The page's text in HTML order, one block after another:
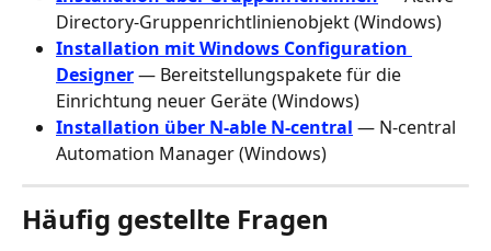
Directory-Gruppenrichtlinienobjekt (Windows)
Installation mit Windows Configuration
Designer — Bereitstellungspakete für die
Einrichtung neuer Geräte (Windows)
Installation über N-able N-central — N-central
Automation Manager (Windows)
Häufig gestellte Fragen